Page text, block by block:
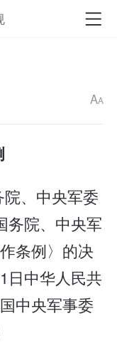
AA
院、中央军委
务院、中央军
条例〉的决
日中华人民共
中央军事委